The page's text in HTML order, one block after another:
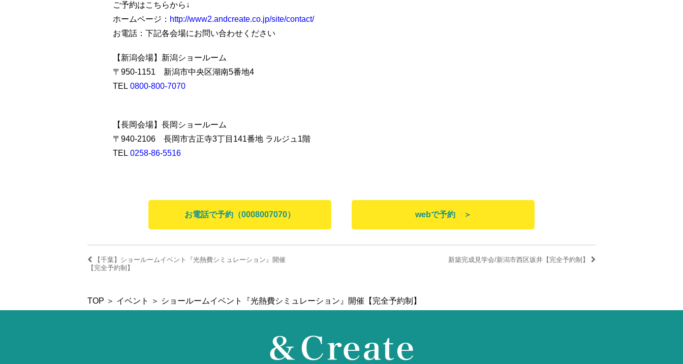
ご予約はこちらから↓
ホームページ： http://www2.andcreate.co.jp/site/contact/
お電話：下記各会場にお問い合わせください
【新潟会場】新潟ショールーム
〒950-1151 新潟市中央区湖南5番地4
TEL 0800-800-7070
【長岡会場】長岡ショールーム
〒940-2106 長岡市古正寺3丁目141番地 ラルジュ1階
TEL 0258-86-5516
お電話で予約（0008007070） webで予約 ＞
【千葉】ショールームイベント『光熱費シミュレーション』開催
【完全予約制】
新築完成見学会/新潟市西区坂井【完全予約制】
TOP ＞ イベント ＞ ショールームイベント『光熱費シミュレーション』開催【完全予約制】